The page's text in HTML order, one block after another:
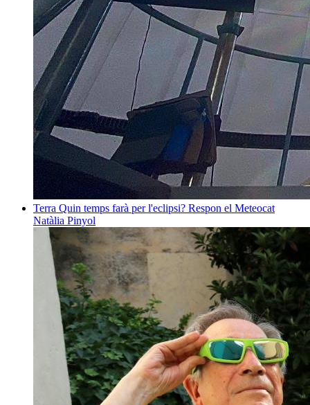
Terra Quin temps farà per l'eclipsi? Respon el Meteocat
Natàlia Pinyol